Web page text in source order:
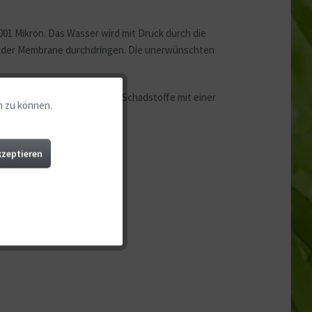
Mikron. Das Wasser wird mit Druck durch die
Membrane durchdringen. Die unerwünschten
entfernt sämtliche Schadstoffe mit einer
Aktiv
Aktiv
zu können.